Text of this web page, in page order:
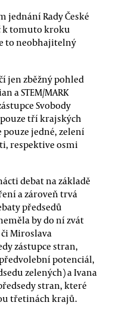
jednání Rady České
k tomuto kroku
to neobhajitelný
jen zběžný pohled
a STEM/MARK
Svobody
tří krajských
pouze jedné, zelení
respektive osmi
debat na základě
a zároveň trvá
předsedů
by do ní zvát
Miroslava
zástupce stran,
potenciál,
zelených) a Ivana
stran, které
třetinách krajů.